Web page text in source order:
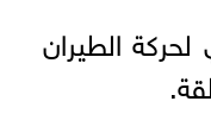
الطيران